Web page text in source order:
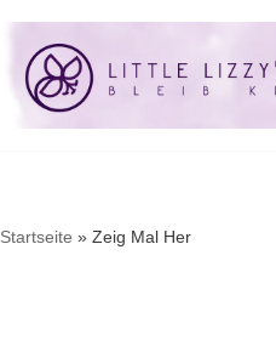
Startseite » Zeig Mal Her